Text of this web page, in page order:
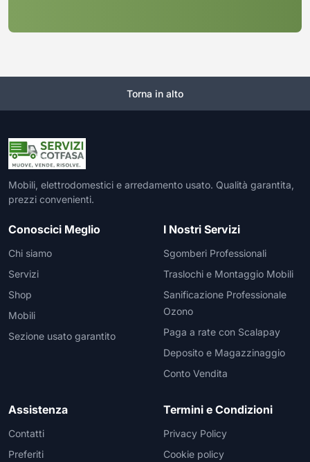
Torna in alto
Mobili, elettrodomestici e arredamento usato. Qualità garantita,
prezzi convenienti.
Conoscici Meglio
Chi siamo
Servizi
Shop
Mobili
Sezione usato garantito
I Nostri Servizi
Sgomberi Professionali
Traslochi e Montaggio Mobili
Sanificazione Professionale
Ozono
Paga a rate con Scalapay
Deposito e Magazzinaggio
Conto Vendita
Assistenza
Contatti
Preferiti
Termini e Condizioni
Privacy Policy
Cookie policy